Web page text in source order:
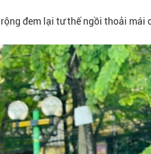
đem lại tư thế ngồi thoải mái